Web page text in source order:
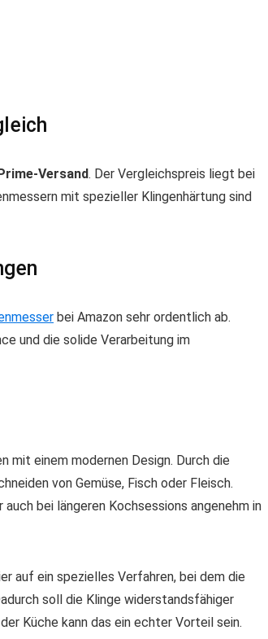
Versand. Der Vergleichspreis liegt bei
mit spezieller Klingenhärtung sind
bei Amazon sehr ordentlich ab.
und die solide Verarbeitung im
mit einem modernen Design. Durch die
von Gemüse, Fisch oder Fleisch.
bei längeren Kochsessions angenehm in
auf ein spezielles Verfahren, bei dem die
soll die Klinge widerstandsfähiger
Küche kann das ein echter Vorteil sein.